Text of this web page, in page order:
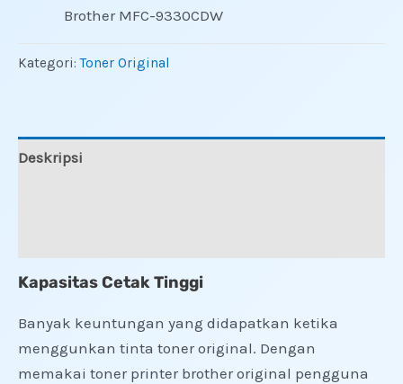
Brother MFC-9330CDW
Kategori:Toner Original
Deskripsi
Kapasitas Cetak Tinggi
Banyak keuntungan yang didapatkan ketika
menggunkan tinta toner original. Dengan
memakai toner printer brother original pengguna